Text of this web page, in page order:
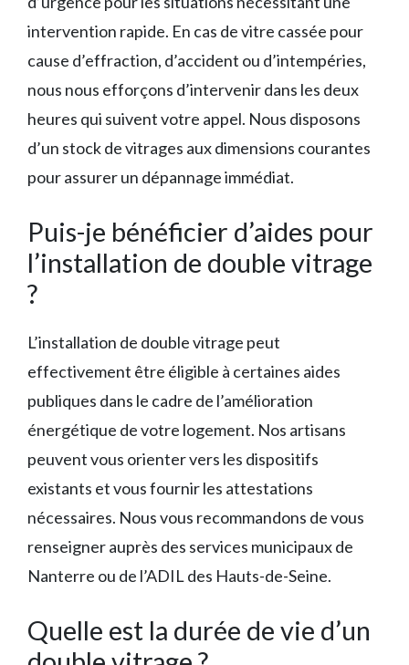
intervention rapide. En cas de vitre cassée pour
cause d’effraction, d’accident ou d’intempéries,
nous nous efforçons d’intervenir dans les deux
heures qui suivent votre appel. Nous disposons
d’un stock de vitrages aux dimensions courantes
pour assurer un dépannage immédiat.
Puis-je bénéficier d’aides pour
l’installation de double vitrage
?
L’installation de double vitrage peut
effectivement être éligible à certaines aides
publiques dans le cadre de l’amélioration
énergétique de votre logement. Nos artisans
peuvent vous orienter vers les dispositifs
existants et vous fournir les attestations
nécessaires. Nous vous recommandons de vous
renseigner auprès des services municipaux de
Nanterre ou de l’ADIL des Hauts-de-Seine.
Quelle est la durée de vie d’un